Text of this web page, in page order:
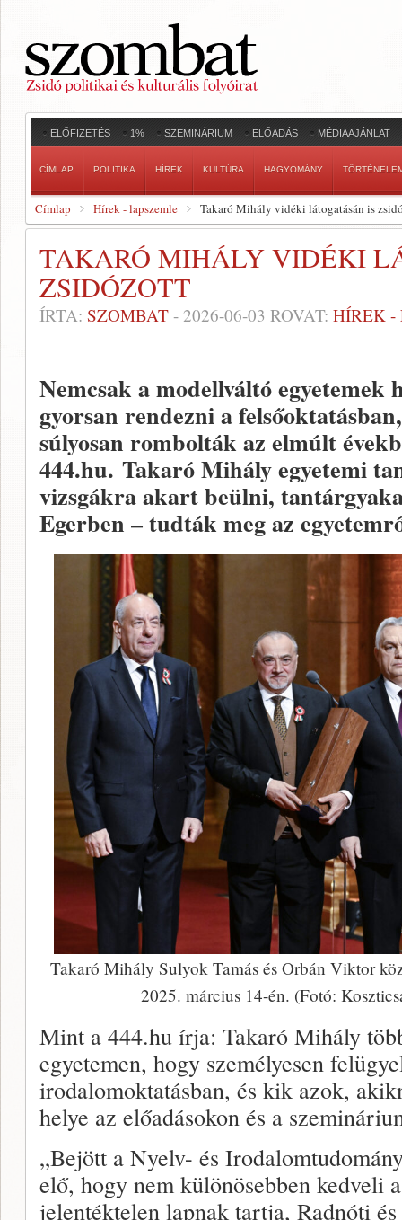
ELŐFIZETÉS 1% SZEMINÁRIUM ELŐADÁS MÉDIAAJÁNLAT
CÍMLAP POLITIKA HÍREK KULTÚRA HAGYOMÁNY
Címlap Hírek - lapszemle Takaró Mihály vidéki látogatásán is
TAKARÓ MIHÁLY VIDÉKI
ZSIDÓZOTT
ÍRTA: SZOMBAT - 2026-06-03 ROVAT: HÍREK -
Nemcsak a modellváltó egyetemek
gyorsan rendezni a
súlyosan rombolták az elmúlt
444.hu. Takaró Mihály egyetemi
vizsgákra akart beülni,
Egerben – tudták meg az
Takaró Mihály Sulyok Tamás és Orbán Viktor
2025. március 14-én. (Fotó:
Mint a 444.hu írja: Takaró Mihály
egyetemen, hogy személyesen
irodalomoktatásban, és kik azok,
helye az előadásokon és a
„Bejött a Nyelv- és
elő, hogy nem különösebben kedveli
jelentéktelen lapnak tartja, Radnóti